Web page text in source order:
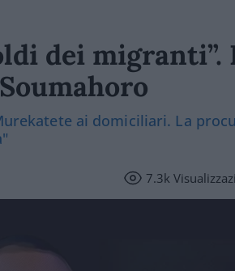
dei migranti”.
ai domiciliari. La
7.3k